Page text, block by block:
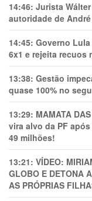
14:46: Jurista
autoridade de
14:45: Governo
6x1 e rejeita recuos
13:38: Gestão
quase 100% no
13:29: MAMATA
vira alvo da PF
49 milhões!
13:21: VÍDEO:
GLOBO E DETONA
AS PRÓPRIAS